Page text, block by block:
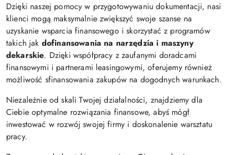
Dzięki naszej pomocy w przygotowywaniu dokumentacji, nasi
klienci mogą maksymalnie zwiększyć swoje szanse na
uzyskanie wsparcia finansowego i skorzystać z programów
takich jak dofinansowania na narzędzia i maszyny
dekarskie. Dzięki współpracy z zaufanymi doradcami
finansowymi i partnerami leasingowymi, oferujemy również
możliwość sfinansowania zakupów na dogodnych warunkach.
Niezależnie od skali Twojej działalności, znajdziemy dla
Ciebie optymalne rozwiązania finansowe, abyś mógł
inwestować w rozwój swojej firmy i doskonalenie warsztatu
pracy.